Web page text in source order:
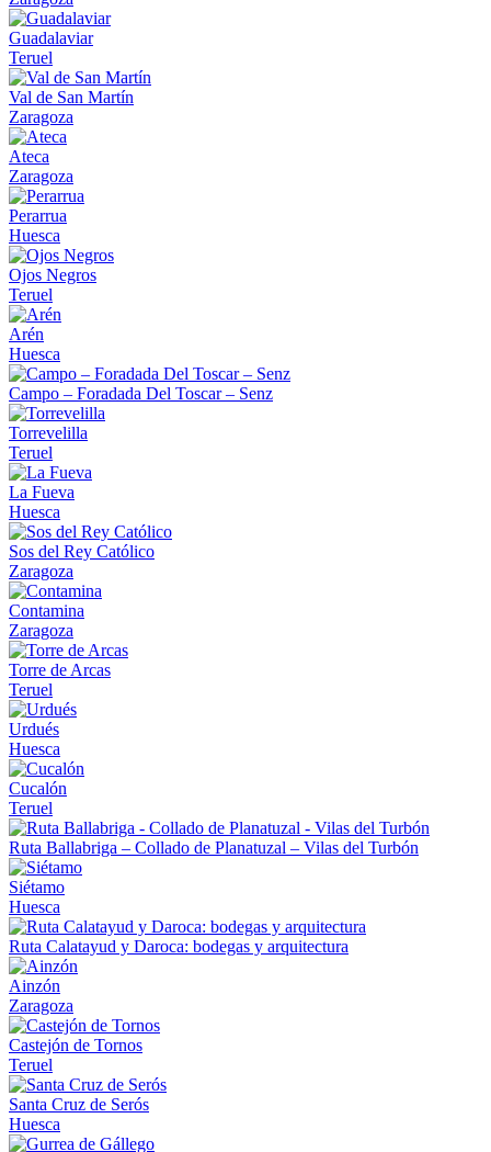
Guadalaviar
Teruel
Val de San Martín
Zaragoza
Ateca
Zaragoza
Perarrua
Huesca
Ojos Negros
Teruel
Arén
Huesca
Campo – Foradada Del Toscar – Senz
Torrevelilla
Teruel
La Fueva
Huesca
Sos del Rey Católico
Zaragoza
Contamina
Zaragoza
Torre de Arcas
Teruel
Urdués
Huesca
Cucalón
Teruel
Ruta Ballabriga – Collado de Planatuzal – Vilas del Turbón
Siétamo
Huesca
Ruta Calatayud y Daroca: bodegas y arquitectura
Ainzón
Zaragoza
Castejón de Tornos
Teruel
Santa Cruz de Serós
Huesca